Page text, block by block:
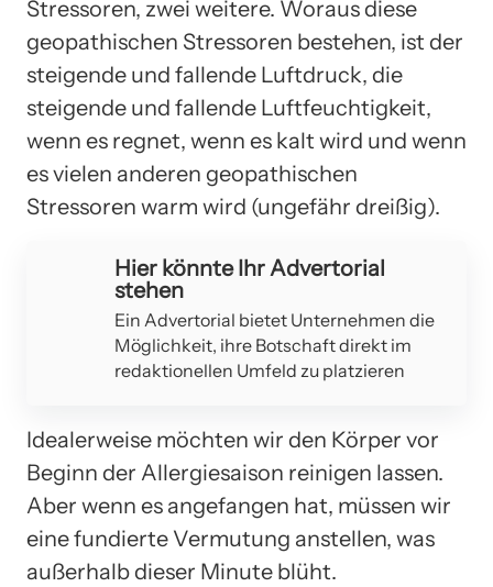
Stressoren, zwei weitere. Woraus diese
geopathischen Stressoren bestehen, ist der
steigende und fallende Luftdruck, die
steigende und fallende Luftfeuchtigkeit,
wenn es regnet, wenn es kalt wird und wenn
es vielen anderen geopathischen
Stressoren warm wird (ungefähr dreißig).
Hier könnte Ihr Advertorial
stehen
Ein Advertorial bietet Unternehmen die
Möglichkeit, ihre Botschaft direkt im
redaktionellen Umfeld zu platzieren
Idealerweise möchten wir den Körper vor
Beginn der Allergiesaison reinigen lassen.
Aber wenn es angefangen hat, müssen wir
eine fundierte Vermutung anstellen, was
außerhalb dieser Minute blüht.